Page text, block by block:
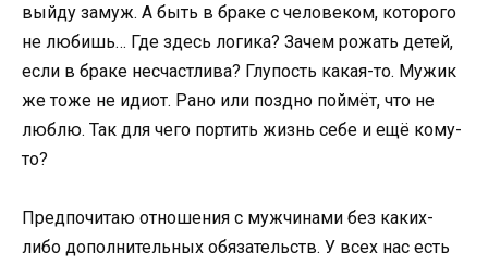
выйду замуж. А быть в браке с человеком, которого
не любишь… Где здесь логика? Зачем рожать детей,
если в браке несчастлива? Глупость какая-то. Мужик
же тоже не идиот. Рано или поздно поймёт, что не
люблю. Так для чего портить жизнь себе и ещё кому-
то?
Предпочитаю отношения с мужчинами без каких-
либо дополнительных обязательств. У всех нас есть